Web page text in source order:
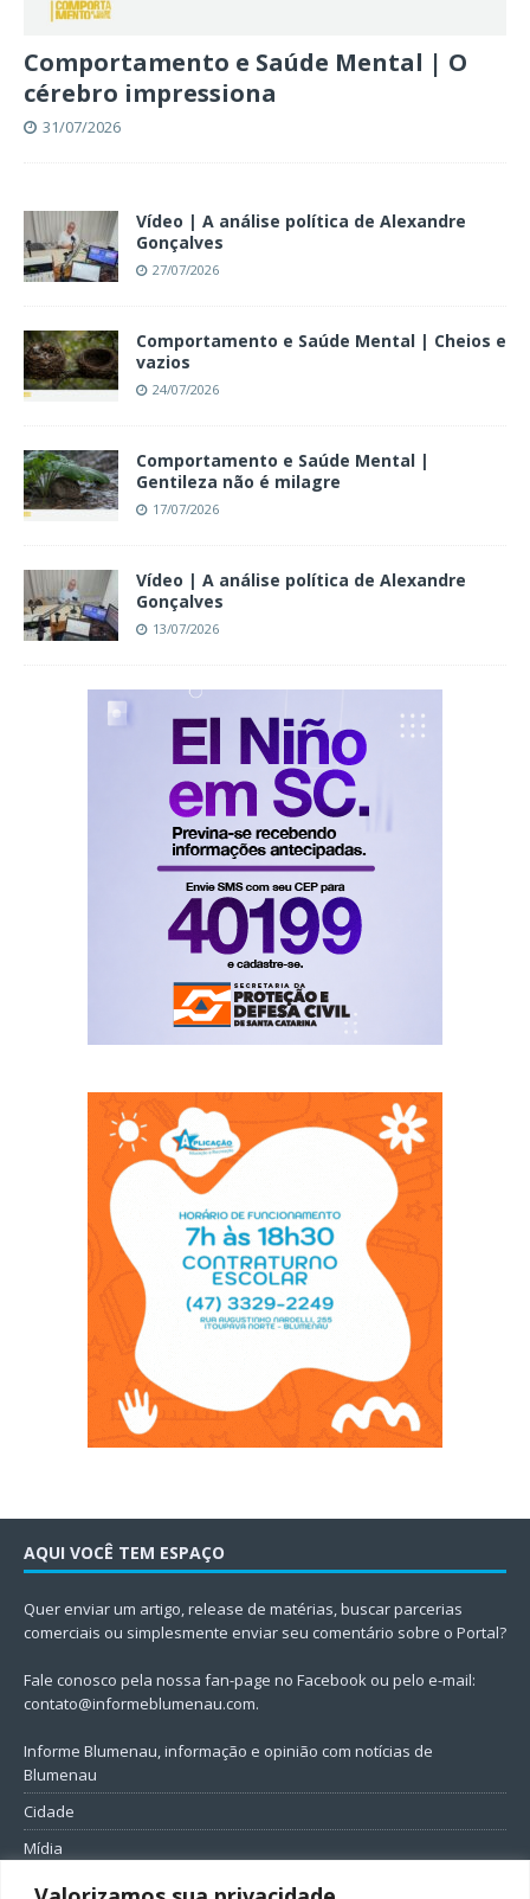
Comportamento e Saúde Mental | O
cérebro impressiona
31/07/2026
Vídeo | A análise política de Alexandre
Gonçalves
27/07/2026
Comportamento e Saúde Mental | Cheios e
vazios
24/07/2026
Comportamento e Saúde Mental |
Gentileza não é milagre
17/07/2026
Vídeo | A análise política de Alexandre
Gonçalves
13/07/2026
AQUI VOCÊ TEM ESPAÇO
Quer enviar um artigo, release de matérias, buscar parcerias
comerciais ou simplesmente enviar seu comentário sobre o Portal?
Fale conosco pela nossa fan-page no Facebook ou pelo e-mail:
contato@informeblumenau.com.
Informe Blumenau, informação e opinião com notícias de
Blumenau
Cidade
Mídia
Entretenimento